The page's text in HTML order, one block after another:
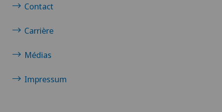
Contact
Carrière
Médias
Impressum